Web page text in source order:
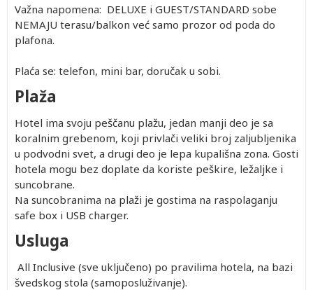
Važna napomena: DELUXE i GUEST/STANDARD sobe
NEMAJU terasu/balkon već samo prozor od poda do
plafona.
Plaća se: telefon, mini bar, doručak u sobi.
Plaža
Hotel ima svoju peščanu plažu, jedan manji deo je sa
koralnim grebenom, koji privlači veliki broj zaljubljenika
u podvodni svet, a drugi deo je lepa kupališna zona. Gosti
hotela mogu bez doplate da koriste peškire, ležaljke i
suncobrane.
Na suncobranima na plaži je gostima na raspolaganju
safe box i USB charger.
Usluga
All Inclusive (sve uključeno) po pravilima hotela, na bazi
švedskog stola (samoposluživanje).